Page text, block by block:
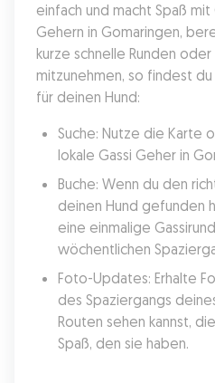
einfach und macht Spaß
Gehern in Gomaringen,
kurze schnelle Runden
mitzunehmen, so findest
für deinen Hund:
Suche: Nutze die Karte
lokale Gassi Geher in
Buche: Wenn du den
deinen Hund gefunden
eine einmalige
wöchentlichen
Foto-Updates: Erhalte
des Spaziergangs
Routen sehen kannst,
Spaß, den sie haben.